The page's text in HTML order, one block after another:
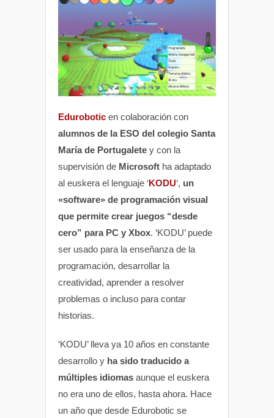
Edurobotic en colaboración con
alumnos de la ESO del colegio Santa
María de Portugalete y con la
supervisión de Microsoft ha adaptado
al euskera el lenguaje ‘KODU‘, un
«software» de programación visual
que permite crear juegos “desde
cero” para PC y Xbox. ‘KODU’ puede
ser usado para la enseñanza de la
programación, desarrollar la
creatividad, aprender a resolver
problemas o incluso para contar
historias.
‘KODU’ lleva ya 10 años en constante
desarrollo y ha sido traducido a
múltiples idiomas aunque el euskera
no era uno de ellos, hasta ahora. Hace
un año que desde Edurobotic se